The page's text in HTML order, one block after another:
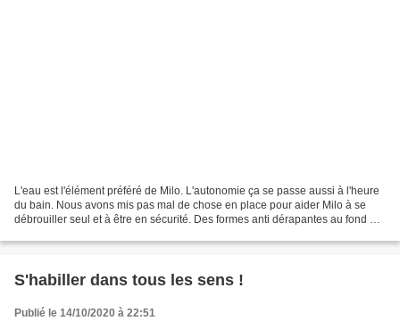
L'eau est l'élément préféré de Milo. L'autonomie ça se passe aussi à l'heure
du bain. Nous avons mis pas mal de chose en place pour aider Milo à se
débrouiller seul et à être en sécurité. Des formes anti dérapantes au fond de
S'habiller dans tous les sens !
Publié le 14/10/2020 à 22:51